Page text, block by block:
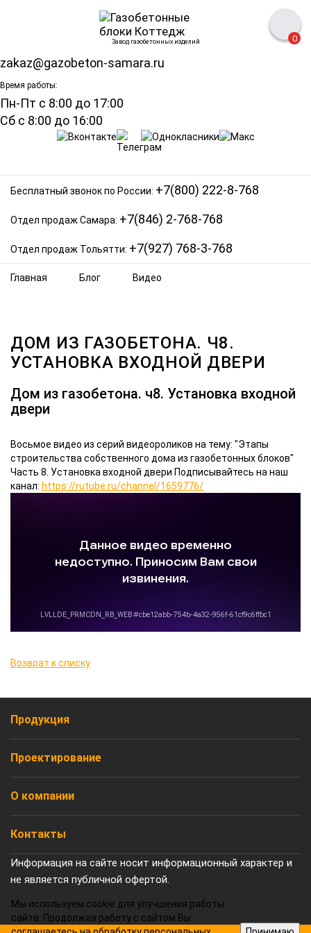
Завод газобетонных изделий
zakaz@gazobeton-samara.ru
Время работы:
Пн-Пт с 8:00 до 17:00
Сб с 8:00 до 16:00
0
Бесплатный звонок по России: +7(800) 222-8-768
Отдел продаж Самара: +7(846) 2-768-768
Отдел продаж Тольятти: +7(927) 768-3-768
Главная Блог Видео
ДОМ ИЗ ГАЗОБЕТОНА. Ч8.
УСТАНОВКА ВХОДНОЙ ДВЕРИ
Дом из газобетона. ч8. Установка входной
двери
Восьмое видео из серий видеороликов на тему: "Этапы
строительства собственного дома из газобетонных блоков"
Часть 8. Установка входной двери Подписывайтесь на наш
канал: https://rutube.ru/channel/1659776/
Возврат к списку
Продукция
Проектирование
О компании
Контакты
Информация на сайте носит информационный характер и
не является публичной офертой.
Мы используем cookie для улучшения работы
сайта. Продолжая работу с сайтом Вы